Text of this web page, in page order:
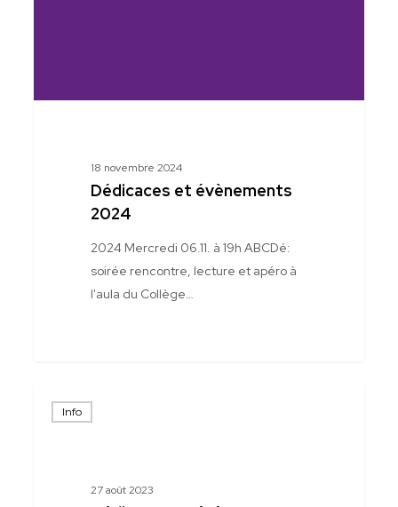
18 novembre 2024
Dédicaces et évènements
2024
2024 Mercredi 06.11. à 19h ABCDé:
soirée rencontre, lecture et apéro à
l'aula du Collège…
Info
27 août 2023